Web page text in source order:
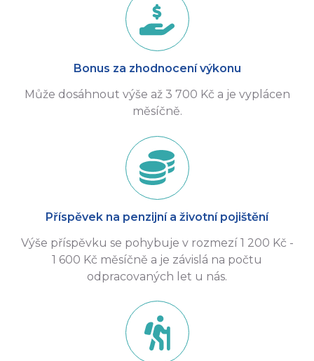
Bonus za zhodnocení výkonu
Může dosáhnout výše až 3 700 Kč a je vyplácen
měsíčně.
Příspěvek na penzijní a životní pojištění
Výše příspěvku se pohybuje v rozmezí 1 200 Kč -
1 600 Kč měsíčně a je závislá na počtu
odpracovaných let u nás.